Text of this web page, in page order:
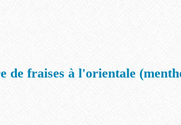
de fraises à l'orientale